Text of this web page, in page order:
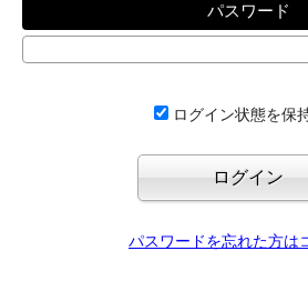
パスワード
ログイン状態を保
パスワードを忘れた方は